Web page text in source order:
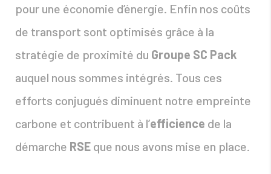
pour une économie d’énergie. Enfin nos coûts
de transport sont optimisés grâce à la
stratégie de proximité du Groupe SC Pack
auquel nous sommes intégrés. Tous ces
efforts conjugués diminuent notre empreinte
carbone et contribuent à l’efficience de la
démarche RSE que nous avons mise en place.